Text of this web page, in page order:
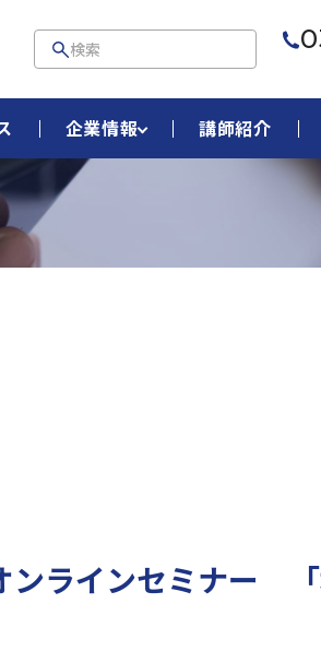
企業情報 講師紹介
ラインセミナー